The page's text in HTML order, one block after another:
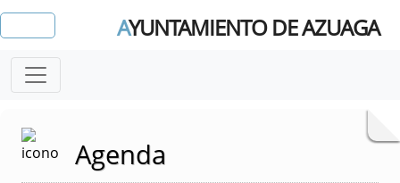
AYUNTAMIENTO DE AZUAGA
Agenda